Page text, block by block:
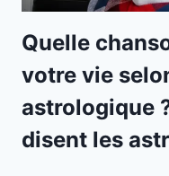
Quelle
votre vie
astrologique
disent les